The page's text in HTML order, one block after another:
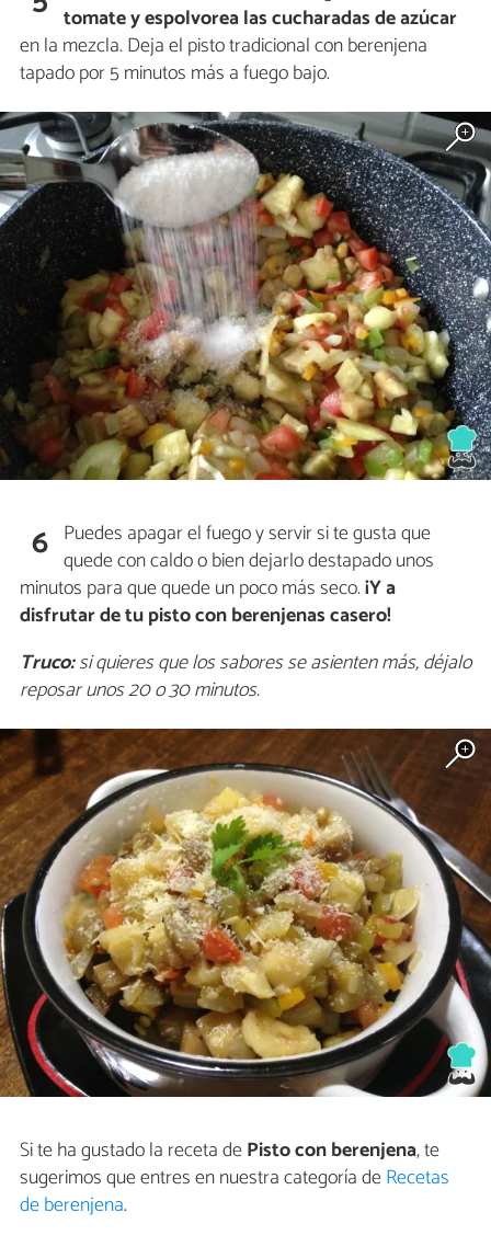
tomate y espolvorea las cucharadas de azúcar
en la mezcla. Deja el pisto tradicional con berenjena
tapado por 5 minutos más a fuego bajo.
6 Puedes apagar el fuego y servir si te gusta que
quede con caldo o bien dejarlo destapado unos
minutos para que quede un poco más seco.¡Y a
disfrutar de tu pisto con berenjenas casero!
Truco:si quieres que los sabores se asienten más, déjalo
reposar unos 20 o 30 minutos.
Si te ha gustado la receta dePisto con berenjena, te
sugerimos que entres en nuestra categoría deRecetas
de berenjena.